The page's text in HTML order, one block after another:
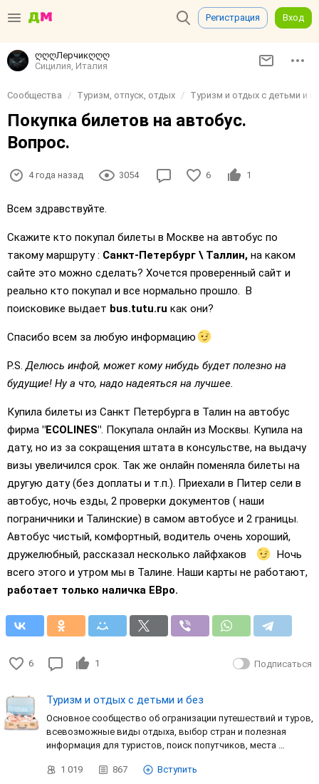
Регистрация Вход
ღღღЛерчикღღღ
Сицилия, Италия
Сообщества Туризм, отпуск, отдых Туризм и отдых с детьми и
Покупка билетов на автобус.
Вопрос.
4 года назад 3054 6 1
Всем здравствуйте.
Скажите кто покупал билеты в Москве на автобус по
такому маршруту : Санкт-Петербург \ Таллин, на каком
сайте это можно сделать? Хочется проверенный сайт и
реально кто покупал и все нормально прошло. В
поисковике выдает bus.tutu.ru как они?
Спасибо всем за любую информацию
P.S.Делюсь инфой, может кому нибудь будет полезно на
будущие! Ну а что, надо надеяться на лучшее.
Купила билеты из Санкт Петербурга в Талин на автобус
фирма "ECOLINES". Покупала онлайн из Москвы. Купила на
дату, но из за сокращения штата в консульстве, на выдачу
визы увеличился срок. Так же онлайн поменяла билеты на
другую дату (без доплаты и т.п.). Приехали в Питер сели в
автобус, ночь езды, 2 проверки документов ( наши
пограничники и Талинские) в самом автобусе и 2 границы.
Автобус чистый, комфортный, водитель очень хороший,
дружелюбный, рассказал несколько лайфхаков
Ночь
всего этого и утром мы в Талине. Наши карты не работают,
работает только наличка ЕВро.
6 1 Подписаться
Туризм и отдых с детьми и без
Основное сообщество об огранизации путешествий и туров,
всевозможные виды отдыха, выбор стран и полезная
информация для туристов, поиск попутчиков, места …
1 019 867 Вступить